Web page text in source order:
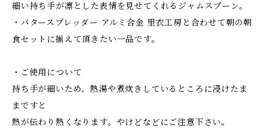
細い持ち手が凛とした表情を見せてくれるジャムスプーン。
・バタースプレッダー アルミ合金 里衣工房と合わせて朝の朝
食セットに揃えて頂きたい一品です。
・ご使用について
持ち手が細いため、熱湯や煮炊きしているところに浸けたま
まですと
熱が伝わり熱くなります。やけどなどにご注意下さい。